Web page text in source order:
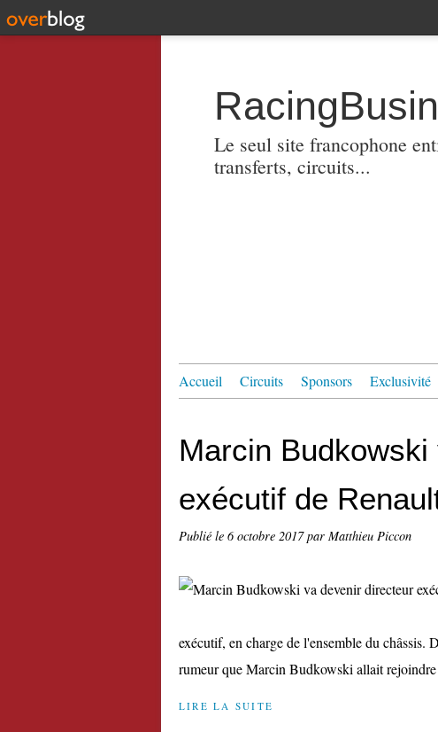
Le seul site francophone
transferts, circuits...
Accueil Circuits Sponsors Exclusivité
Marcin
exécutif de
Publié le 6 octobre 2017par Matthieu Piccon
exécutif, en charge de l'ensemble du châssis.
rumeur que Marcin Budkowski allait
LIRE LA SUITE